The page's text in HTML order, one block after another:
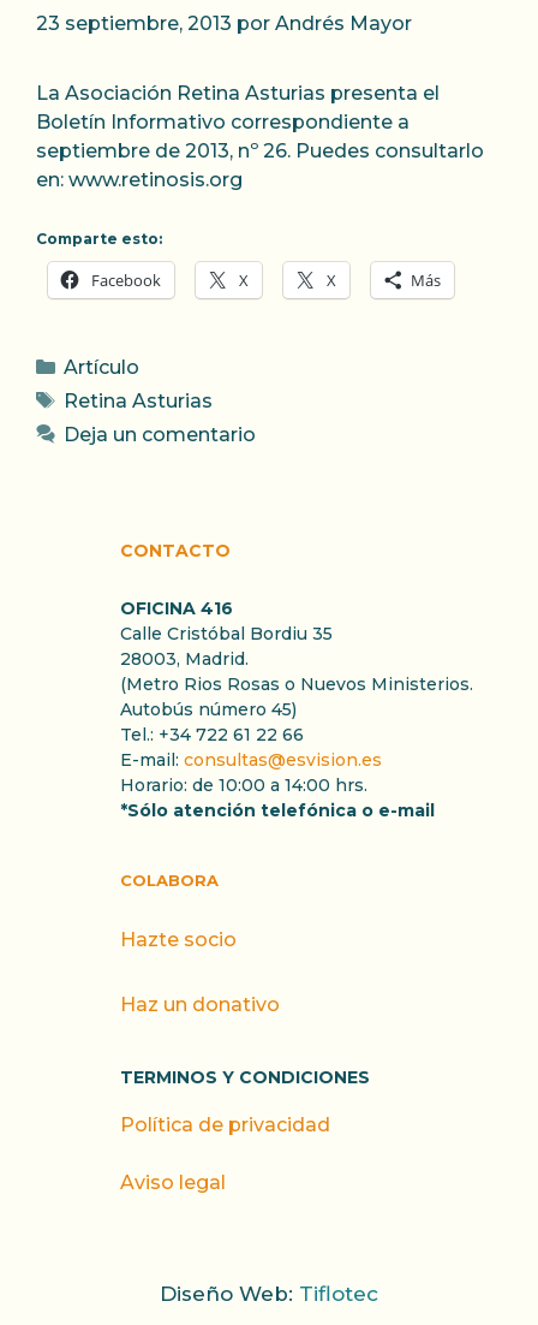
23 septiembre, 2013 por Andrés Mayor
La Asociación Retina Asturias presenta el
Boletí­n Informativo correspondiente a
septiembre de 2013, nº 26. Puedes consultarlo
en: www.retinosis.org
Comparte esto:
Facebook X X Más
Categorías
Artículo
Etiquetas
Retina Asturias
Deja un comentario
CONTACTO
OFICINA 416
Calle Cristóbal Bordiu 35
28003, Madrid.
(Metro Rios Rosas o Nuevos Ministerios.
Autobús número 45)
Tel.: +34 722 61 22 66
E-mail: consultas@esvision.es
Horario: de 10:00 a 14:00 hrs.
*Sólo atención telefónica o e-mail
COLABORA
Hazte socio
Haz un donativo
TERMINOS Y CONDICIONES
Política de privacidad
Aviso legal
Diseño Web: Tiflotec